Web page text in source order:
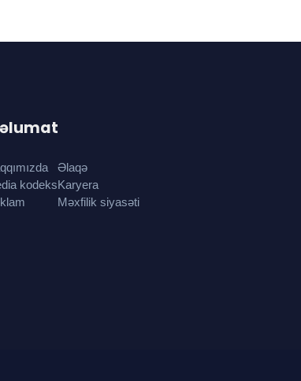
kodeks
Əlaqə
Karyera
Məxfilik siyasəti